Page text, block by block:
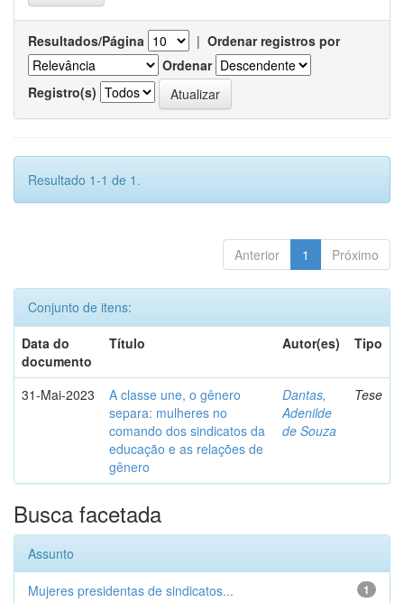
Resultados/Página | Ordenar registros por
Ordenar
Registro(s)
Resultado 1-1 de 1.
Anterior 1 Próximo
Conjunto de itens:
Data do
documento
Título Autor(es) Tipo
31-Mai-2023
A classe une, o gênero
separa: mulheres no
comando dos sindicatos da
educação e as relações de
gênero
Dantas,
Adenilde
de Souza
Tese
Busca facetada
Assunto
1
Mujeres presidentas de sindicatos...